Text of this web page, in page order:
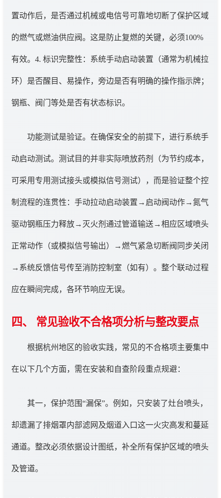
置动作后，是否通过机械或电信号可靠地切断了保护区域
的燃气或燃油供应阀。这是防止复燃的关键，必须100%
有效。4. 标识完整性：系统手动启动装置（通常为机械拉
环）是否醒目、易操作，旁边是否有明确的操作指示牌；
钢瓶、阀门等处是否有状态标识。
功能测试是验证。在确保安全的前提下，进行系统手
动启动测试。测试目的并非实际喷放药剂（为节约成本，
可采用专用测试接头或模拟信号测试），而是验证整个控
制流程的连贯性：手动拉动启动装置→启动阀动作→氮气
驱动钢瓶压力释放→灭火剂通过管道输送→相应区域喷头
正常动作（或模拟信号输出）→燃气紧急切断阀同步关闭
→系统反馈信号传至消防控制室（如有）。整个联动过程
应在瞬间完成，各环节响应无误。
四、 常见验收不合格项分析与整改要点
根据杭州地区的验收实践，常见的不合格项主要集中
在以下几个方面，需在安装和自查阶段重点规避：
其一，保护范围“漏保”。例如，只安装了灶台喷头，
却遗漏了排烟罩内部滤网及烟道入口这一火灾高发和蔓延
通道。整改必须依据设计图纸，补全所有保护区域的喷头
及管道。